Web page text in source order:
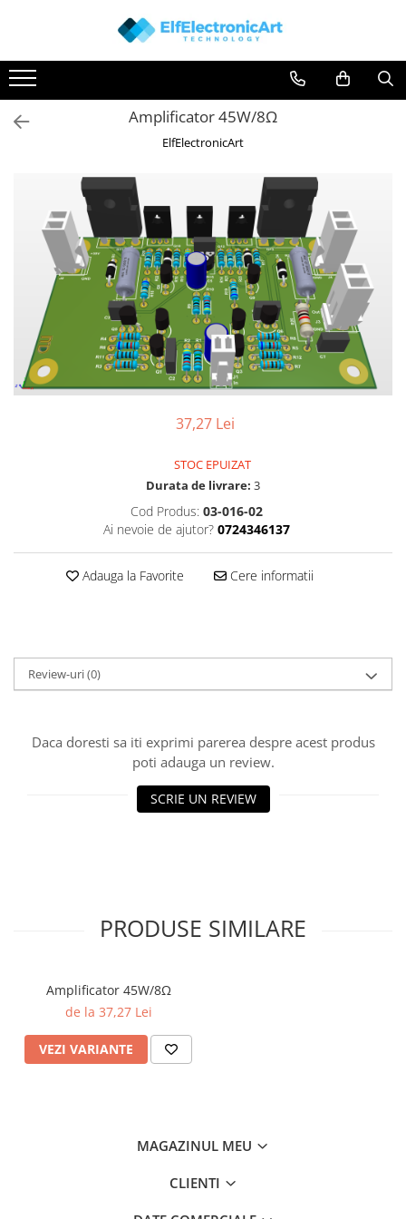
Toate Produsele
Audio
Auto
Instrumente de masura si control
Multimetre Digitale
Scule Atelier
Surse de alimentare
Termometre
Testere
Osciloscoape
Accesorii
Osciloscoape AXIOMET
Osciloscoape B&K PRECISION
Osciloscoape KEYSIGHT
Osciloscoape OWON
Osciloscoape Peaktech
Osciloscoape UNI-T
Amplificator 45W/8Ω
ElfElectronicArt
37,27 Lei
STOC EPUIZAT
Durata de livrare: 3
Cod Produs: 03-016-02
Ai nevoie de ajutor? 0724346137
Adauga la Favorite Cere informatii
Review-uri(0)
Daca doresti sa iti exprimi parerea despre acest produs
poti adauga un review.
SCRIE UN REVIEW
PRODUSE SIMILARE
Amplificator 45W/8Ω
de la 37,27 Lei
VEZI VARIANTE
MAGAZINUL MEU
CLIENTI